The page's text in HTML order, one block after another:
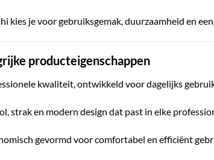
kies je voor gebruiksgemak, duurzaamheid en
producteigenschappen
kwaliteit, ontwikkeld voor dagelijks
strak en modern design dat past in elke
gevormd voor comfortabel en efficiënt